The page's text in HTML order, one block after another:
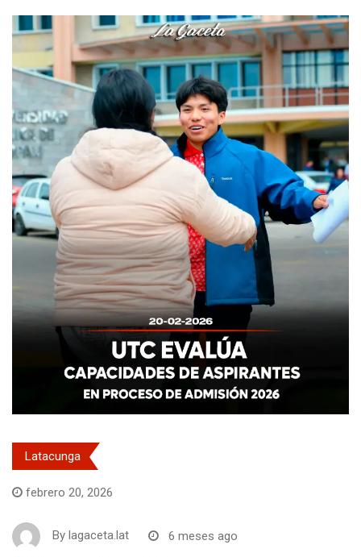
Latacunga
febrero 20, 2026
By lagaceta.lat 6 meses ago